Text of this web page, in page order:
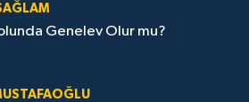
Genelev Olur mu?